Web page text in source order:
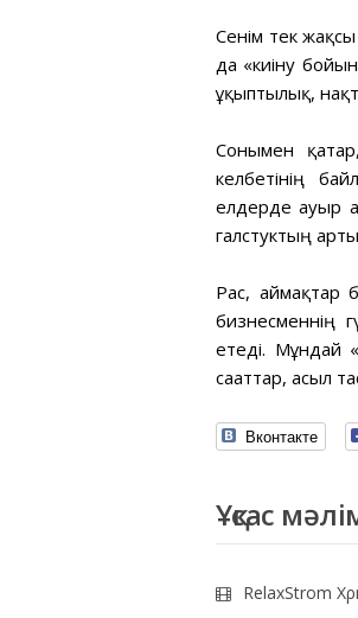
Сенім тек
да «киіну
ұқыптылық,
Сонымен қатар,
келбетінің
елдерде ауыр
галстуктың
Рас, аймақтар
бизнесменнің
етеді. Мұндай
сағаттар, асыл
Вконтакте
Ұқсас
RelaxStrom